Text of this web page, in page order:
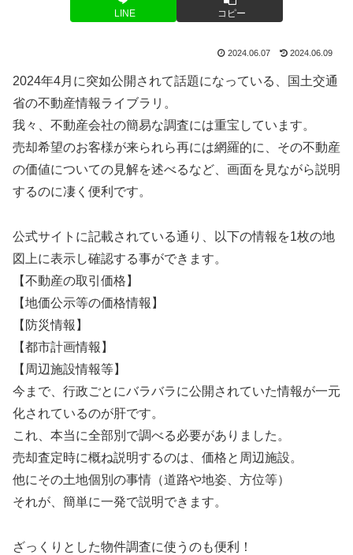
LINE コピー
2024.06.07 2024.06.09
2024年4月に突如公開されて話題になっている、国土交通
省の不動産情報ライブラリ。
我々、不動産会社の簡易な調査には重宝しています。
売却希望のお客様が来られら再には網羅的に、その不動産
の価値についての見解を述べるなど、画面を見ながら説明
するのに凄く便利です。
公式サイトに記載されている通り、以下の情報を1枚の地
図上に表示し確認する事ができます。
【不動産の取引価格】
【地価公示等の価格情報】
【防災情報】
【都市計画情報】
【周辺施設情報等】
今まで、行政ごとにバラバラに公開されていた情報が一元
化されているのが肝です。
これ、本当に全部別で調べる必要がありました。
売却査定時に概ね説明するのは、価格と周辺施設。
他にその土地個別の事情（道路や地姿、方位等）
それが、簡単に一発で説明できます。
ざっくりとした物件調査に使うのも便利！